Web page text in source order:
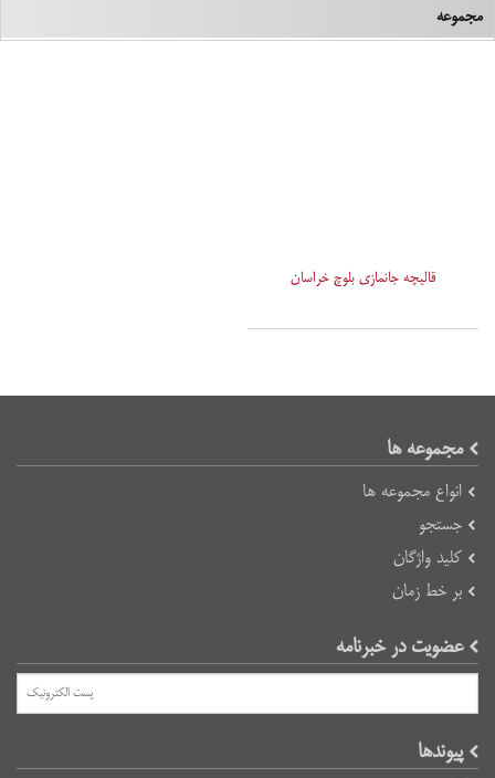
مجموعه
قالیچه جانمازی بلوچ خراسان
مجموعه ها
انواع مجموعه ها
جستجو
کلید واژگان
بر خط زمان
عضویت در خبرنامه
پیوند‌ها